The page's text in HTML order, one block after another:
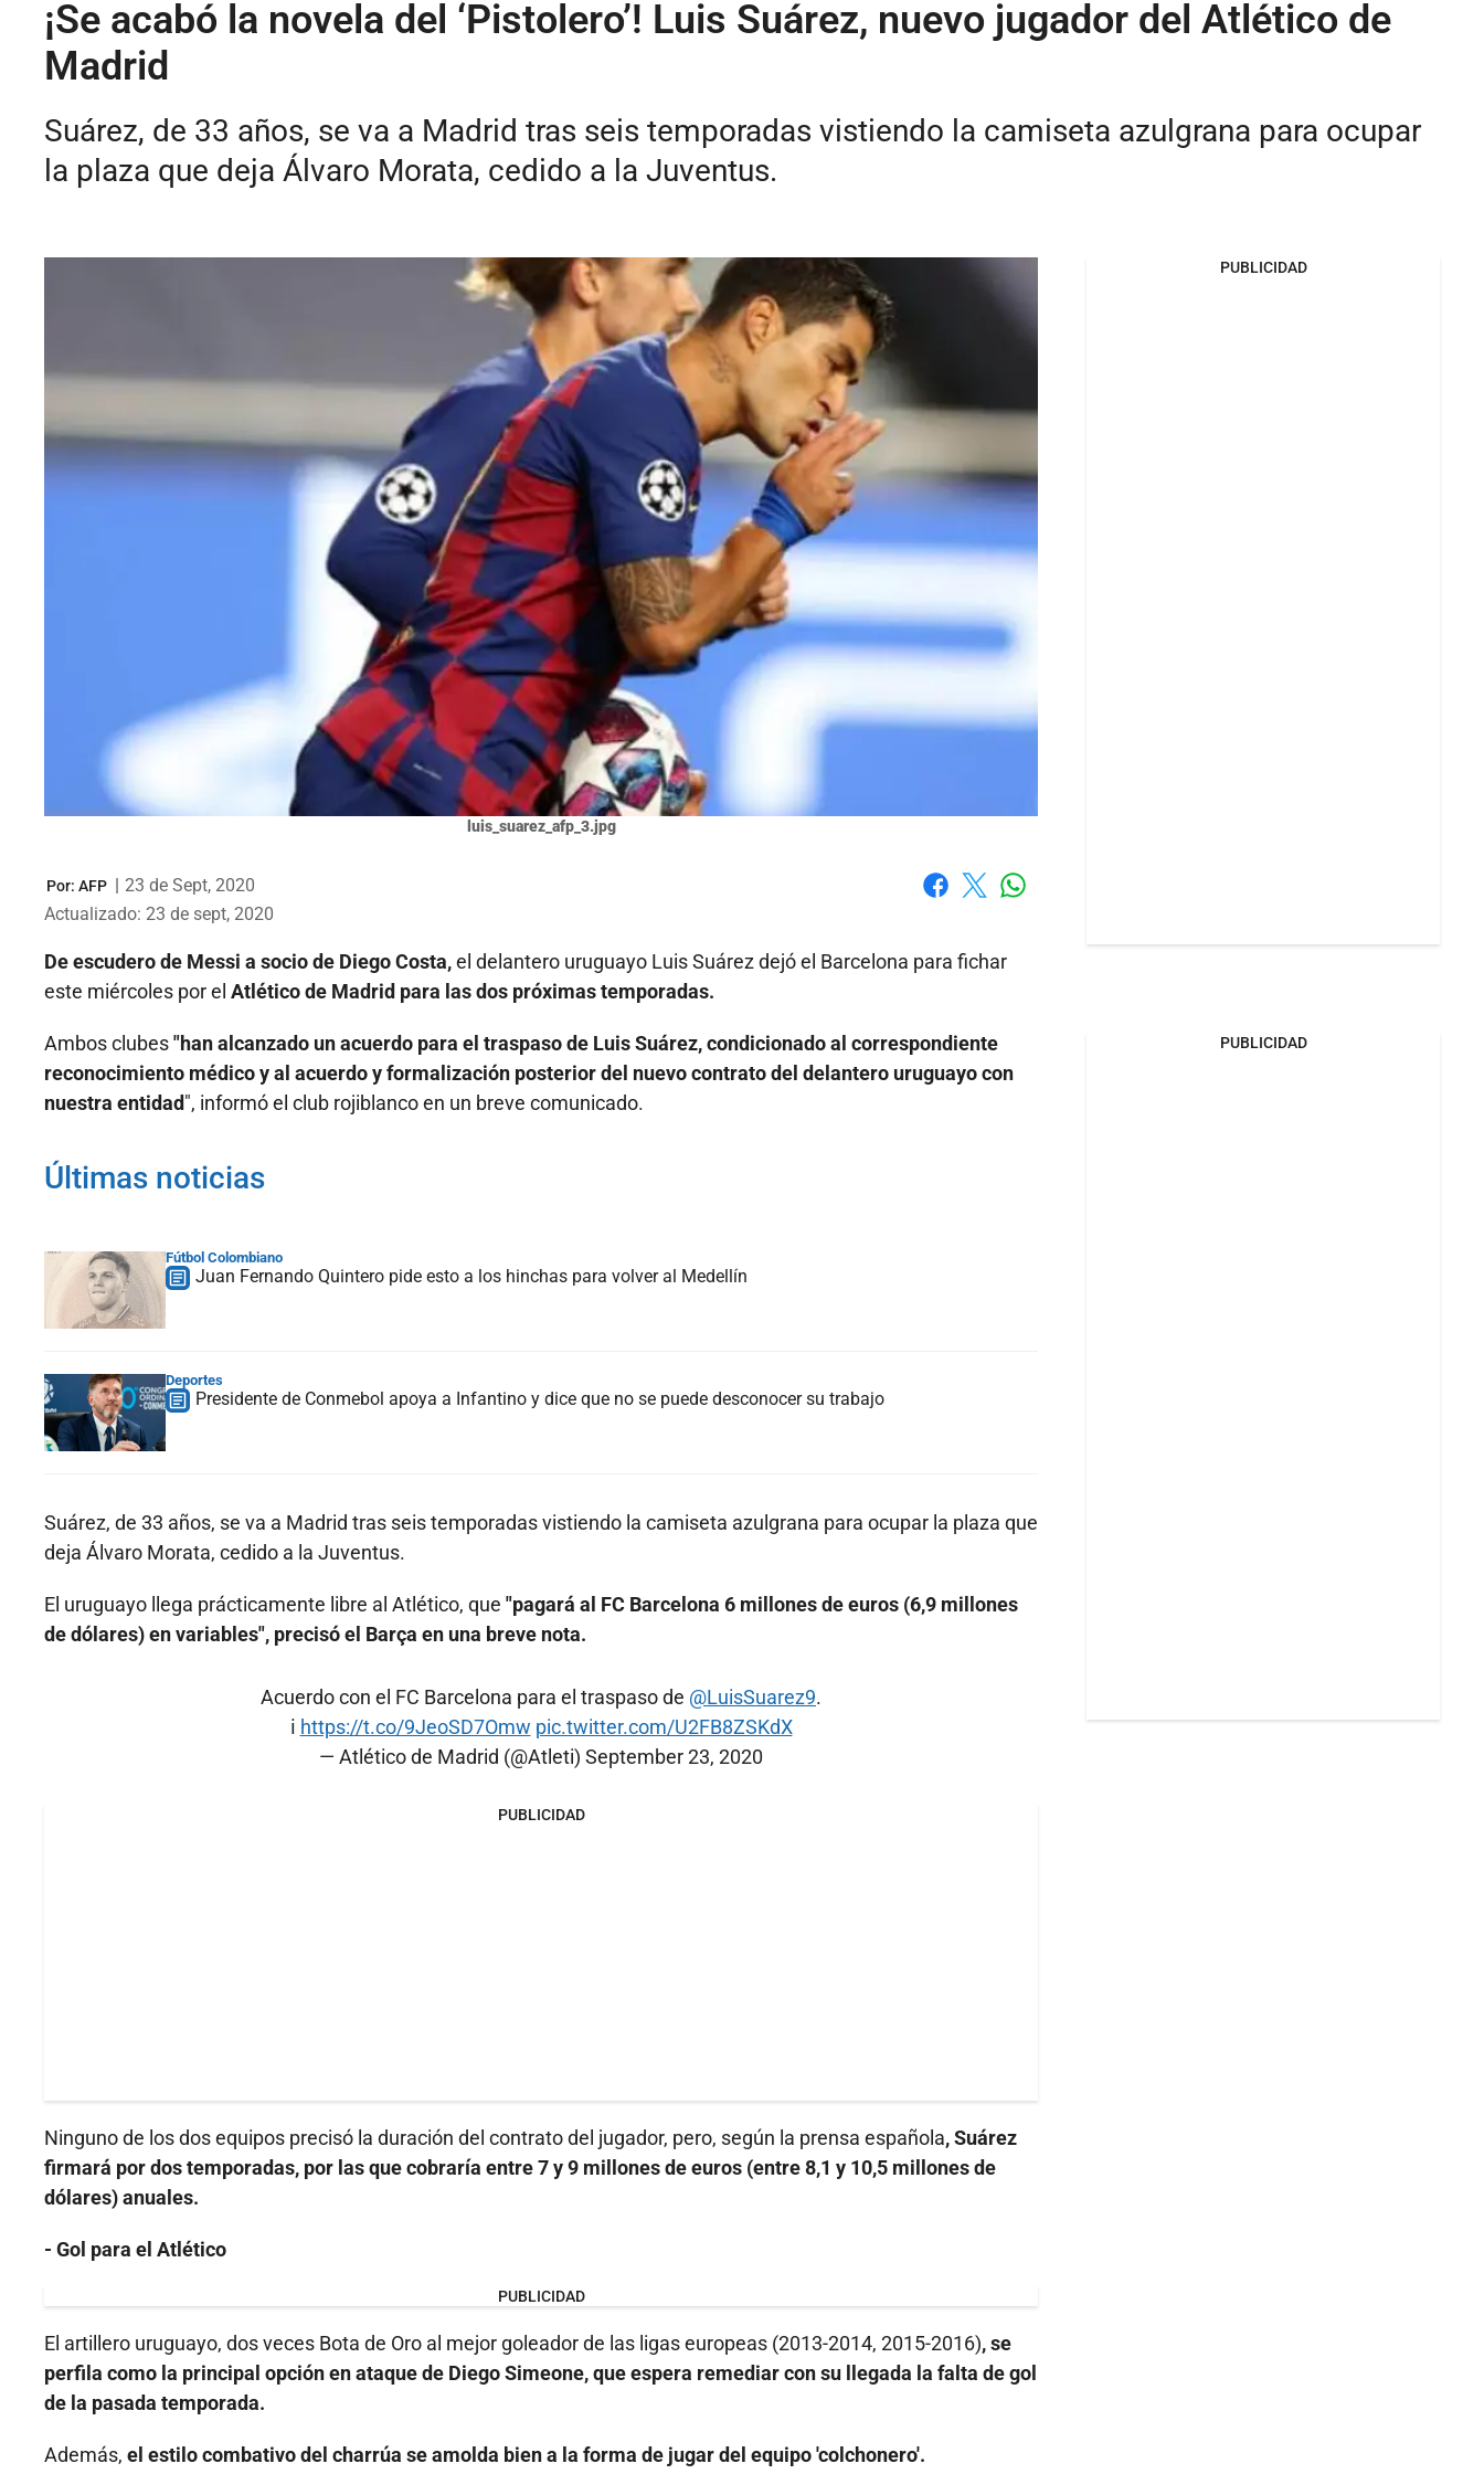
¡Se acabó la novela del ‘Pistolero’! Luis Suárez, nuevo jugador del Atlético de
Madrid
Suárez, de 33 años, se va a Madrid tras seis temporadas vistiendo la camiseta azulgrana para ocupar
la plaza que deja Álvaro Morata, cedido a la Juventus.
luis_suarez_afp_3.jpg
Por: AFP | 23 de Sept, 2020
Actualizado: 23 de sept, 2020
De escudero de Messi a socio de Diego Costa,el delantero uruguayo Luis Suárez dejó el Barcelona para fichar
este miércoles por el Atlético de Madrid para las dos próximas temporadas.
Ambos clubes"han alcanzado un acuerdo para el traspaso de Luis Suárez, condicionado al correspondiente
reconocimiento médico y al acuerdo y formalización posterior del nuevo contrato del delantero uruguayo con
nuestra entidad", informó el club rojiblanco en un breve comunicado.
Últimas noticias
Fútbol Colombiano
Juan Fernando Quintero pide esto a los hinchas para volver al Medellín
Deportes
Presidente de Conmebol apoya a Infantino y dice que no se puede desconocer su trabajo
Suárez, de 33 años, se va a Madrid tras seis temporadas vistiendo la camiseta azulgrana para ocupar la plaza que
deja Álvaro Morata, cedido a la Juventus.
El uruguayo llega prácticamente libre al Atlético, que "pagará al FC Barcelona 6 millones de euros (6,9 millones
de dólares) en variables", precisó el Barça en una breve nota.
Acuerdo con el FC Barcelona para el traspaso de @LuisSuarez9.
ℹ️ https://t.co/9JeoSD7Omw pic.twitter.com/U2FB8ZSKdX
— Atlético de Madrid (@Atleti) September 23, 2020
PUBLICIDAD
Ninguno de los dos equipos precisó la duración del contrato del jugador, pero, según la prensa española, Suárez
firmará por dos temporadas, por las que cobraría entre 7 y 9 millones de euros (entre 8,1 y 10,5 millones de
dólares) anuales.
- Gol para el Atlético
PUBLICIDAD
El artillero uruguayo, dos veces Bota de Oro al mejor goleador de las ligas europeas (2013-2014, 2015-2016), se
perfila como la principal opción en ataque de Diego Simeone, que espera remediar con su llegada la falta de gol
de la pasada temporada.
Además, el estilo combativo del charrúa se amolda bien a la forma de jugar del equipo 'colchonero'.
PUBLICIDAD
PUBLICIDAD